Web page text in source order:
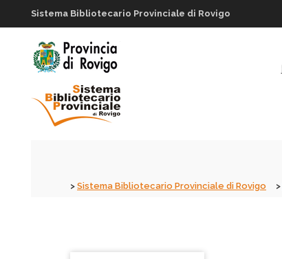
Sistema Bibliotecario Provinciale di Rovigo
Sistema Bibliotecario Provinciale di Rovigo